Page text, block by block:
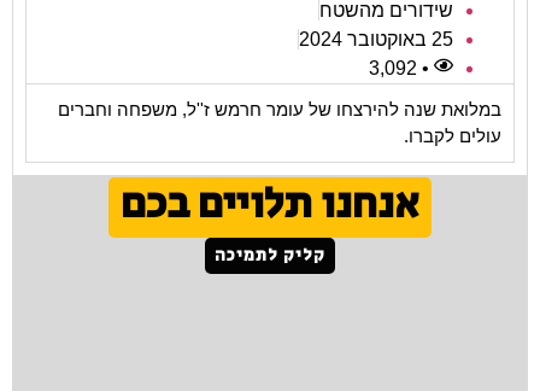
שידורים מהשטח
25 באוקטובר 2024
• 3,092
במלואת שנה להירצחו של עומר חרמש ז''ל, משפחה וחברים
עולים לקברו.
אנחנו תלויים בכם
קליק לתמיכה